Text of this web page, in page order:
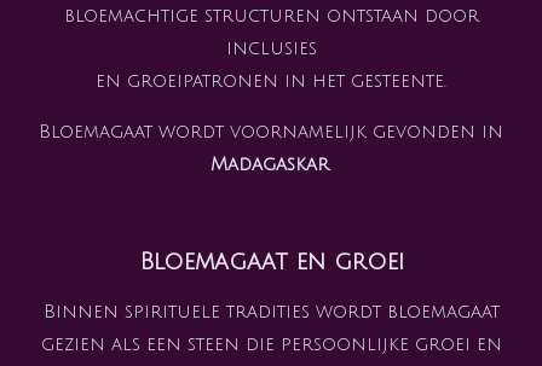
bloemachtige structuren ontstaan door
inclusies
en groeipatronen in het gesteente.
Bloemagaat wordt voornamelijk gevonden in
Madagaskar.
Bloemagaat en groei
Binnen spirituele tradities wordt bloemagaat
gezien als een steen die persoonlijke groei en